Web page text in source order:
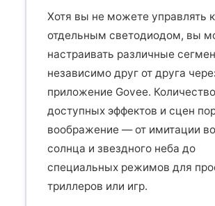
Хотя вы не можете управлять
отдельным светодиодом, вы
настраивать различные
независимо друг от друга
приложение Govee. Количество
доступных эффектов и сцен
воображение — от имитации
солнца и звездного неба до
специальных режимов для
триллеров или игр.